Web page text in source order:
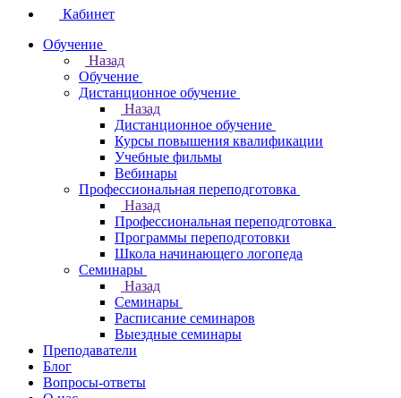
Кабинет
Обучение
Назад
Обучение
Дистанционное обучение
Назад
Дистанционное обучение
Курсы повышения квалификации
Учебные фильмы
Вебинары
Профессиональная переподготовка
Назад
Профессиональная переподготовка
Программы переподготовки
Школа начинающего логопеда
Семинары
Назад
Семинары
Расписание семинаров
Выездные семинары
Преподаватели
Блог
Вопросы-ответы